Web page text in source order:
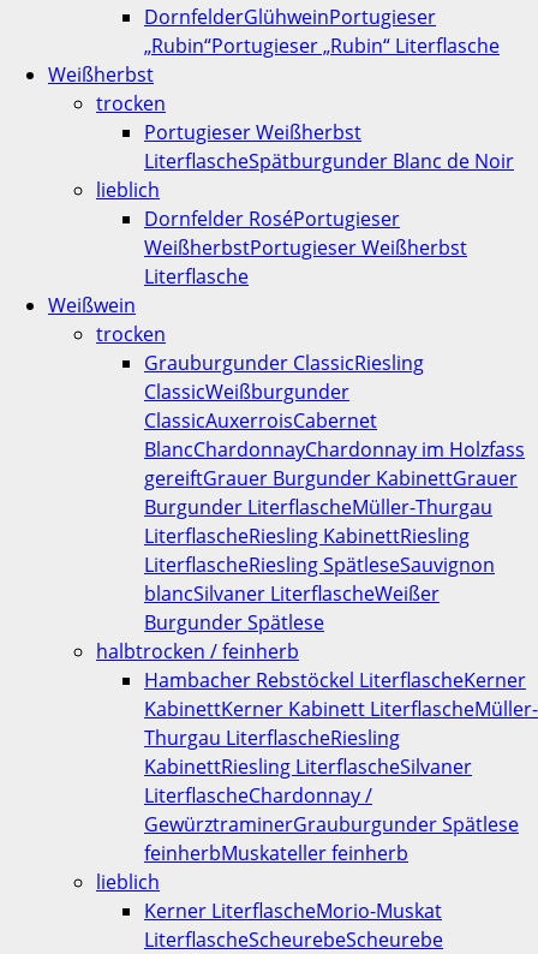
DornfelderGlühweinPortugieser
„Rubin“Portugieser „Rubin“ Literflasche
Weißherbst
trocken
Portugieser Weißherbst
LiterflascheSpätburgunder Blanc de Noir
lieblich
Dornfelder RoséPortugieser
WeißherbstPortugieser Weißherbst
Literflasche
Weißwein
trocken
Grauburgunder ClassicRiesling
ClassicWeißburgunder
ClassicAuxerroisCabernet
BlancChardonnayChardonnay im Holzfass
gereiftGrauer Burgunder KabinettGrauer
Burgunder LiterflascheMüller-Thurgau
LiterflascheRiesling KabinettRiesling
LiterflascheRiesling SpätleseSauvignon
blancSilvaner LiterflascheWeißer
Burgunder Spätlese
halbtrocken / feinherb
Hambacher Rebstöckel LiterflascheKerner
KabinettKerner Kabinett LiterflascheMüller-
Thurgau LiterflascheRiesling
KabinettRiesling LiterflascheSilvaner
LiterflascheChardonnay /
GewürztraminerGrauburgunder Spätlese
feinherbMuskateller feinherb
lieblich
Kerner LiterflascheMorio-Muskat
LiterflascheScheurebeScheurebe